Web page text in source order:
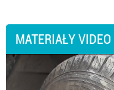
MATERIAŁY VIDEO